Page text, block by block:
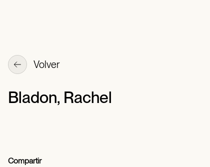
Volver
Bladon, Rachel
Compartir